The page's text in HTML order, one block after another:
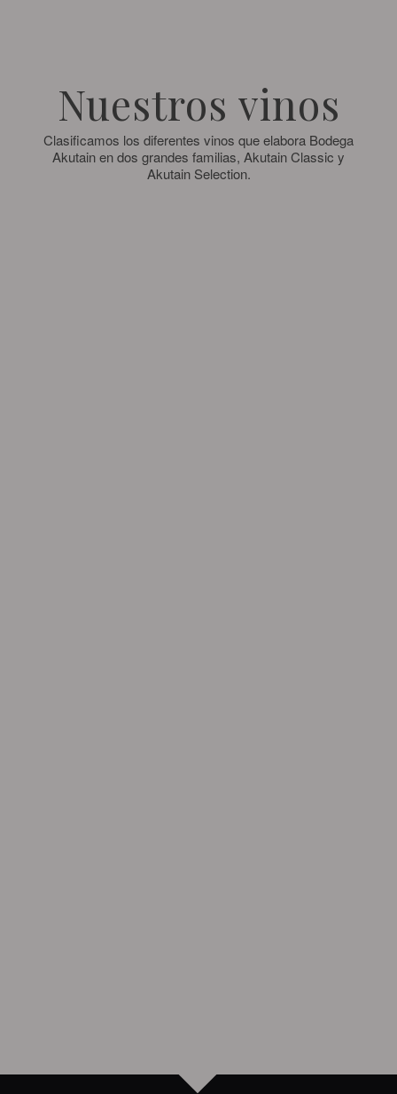
Nuestros vinos
Clasificamos los diferentes vinos que elabora Bodega
Akutain en dos grandes familias, Akutain Classic y
Akutain Selection.